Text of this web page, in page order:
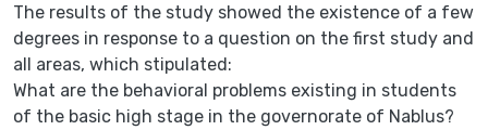
The results of the study showed the existence of a few
degrees in response to a question on the first study and
all areas, which stipulated:
What are the behavioral problems existing in students
of the basic high stage in the governorate of Nablus?